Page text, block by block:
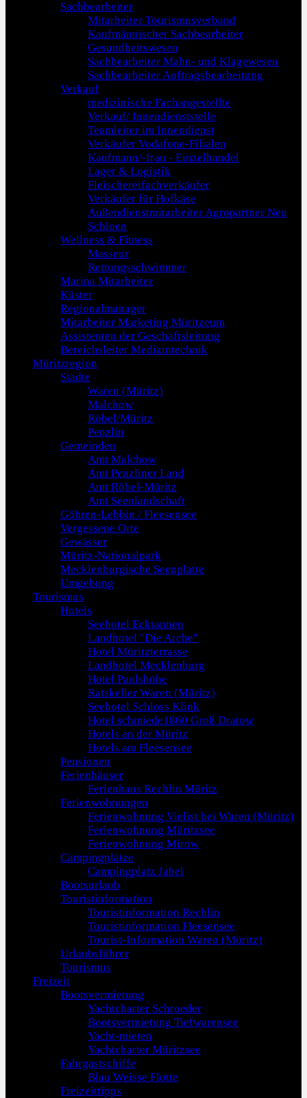
Sachbearbeiter
Mitarbeiter Tourismusverband
Kaufmännischer Sachbearbeiter
Gesundheitswesen
Sachbearbeiter Mahn- und Klagewesen
Sachbearbeiter Auftragsbearbeitung
Verkauf
medizinische Fachangestellte
Verkauf/ Innendienststelle
Teamleiter im Innendienst
Verkäufer Vodafone-Filialen
Kaufmann/-frau - Einzelhandel
Lager & Logistik
Fleischereifachverkäufer
Verkäufer für Hofkäse
Außendienstmitarbeiter Agropartner Neu
Schloen
Wellness & Fitness
Masseur
Rettungsschwimmer
Marina Mitarbeiter
Küster
Regionalmanager
Mitarbeiter Marketing Müritzeum
Assistenten der Geschäftsleitung
Bereichsleiter Medizintechnik
Müritzregion
Städte
Waren (Müritz)
Malchow
Röbel/Müritz
Penzlin
Gemeinden
Amt Malchow
Amt Penzliner Land
Amt Röbel-Müritz
Amt Seenlandschaft
Göhren-Lebbin / Fleesensee
Vergessene Orte
Gewässer
Müritz-Nationalpark
Mecklenburgische Seenplatte
Umgebung
Tourismus
Hotels
Seehotel Ecktannen
Landhotel "Die Arche"
Hotel Müritzterrasse
Landhotel Mecklenburg
Hotel Paulshöhe
Ratskeller Waren (Müritz)
Seehotel Schloss Klink
Hotel schmiede1860 Groß Dratow
Hotels an der Müritz
Hotels am Fleesensee
Pensionen
Ferienhäuser
Ferienhaus Rechlin Müritz
Ferienwohnungen
Ferienwohnung Vielist bei Waren (Müritz)
Ferienwohnung Müritzsee
Ferienwohnung Mirow
Campingplätze
Campingplatz Jabel
Bootsurlaub
Touristinformation
Touristinformation Rechlin
Touristinformation Fleesensee
Tourist-Information Waren (Müritz)
Urlaubsführer
Tourismus
Freizeit
Bootsvermietung
Yachtcharter Schroeder
Bootsvermietung Tiefwarensee
Yacht-mieten
Yachtcharter Müritzsee
Fahrgastschiffe
Blau Weisse Flotte
Freizeittipps